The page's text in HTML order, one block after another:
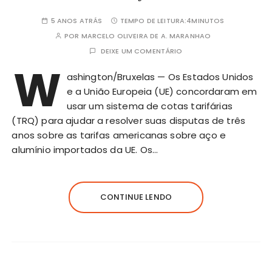
5 ANOS ATRÁS TEMPO DE LEITURA:4MINUTOS
POR MARCELO OLIVEIRA DE A. MARANHAO
DEIXE UM COMENTÁRIO
W ashington/Bruxelas — Os Estados Unidos
e a União Europeia (UE) concordaram em
usar um sistema de cotas tarifárias
(TRQ) para ajudar a resolver suas disputas de três
anos sobre as tarifas americanas sobre aço e
alumínio importados da UE. Os…
CONTINUE LENDO